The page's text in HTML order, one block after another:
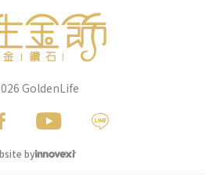
GoldenLife
by